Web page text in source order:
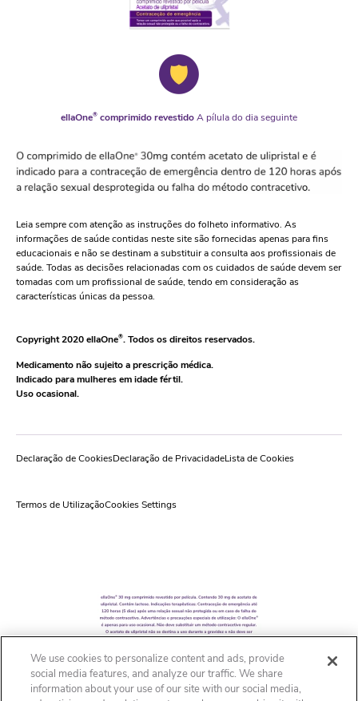
ellaOne® comprimido revestidoA pílula do dia seguinte
Leia sempre com atenção as instruções do folheto informativo. As
informações de saúde contidas neste site são fornecidas apenas para fins
educacionais e não se destinam a substituir a consulta aos profissionais de
saúde. Todas as decisões relacionadas com os cuidados de saúde devem ser
tomadas com um profissional de saúde, tendo em consideração as
características únicas da pessoa.
Copyright 2020 ellaOne®. Todos os direitos reservados.
Medicamento não sujeito a prescrição médica.
Indicado para mulheres em idade fértil.
Uso ocasional.
Declaração de CookiesDeclaração de PrivacidadeLista de Cookies
Termos de UtilizaçãoCookies Settings
We use cookies to personalize content and ads, provide
social media features, and analyze our traffic. We share
information about your use of our site with our social media,